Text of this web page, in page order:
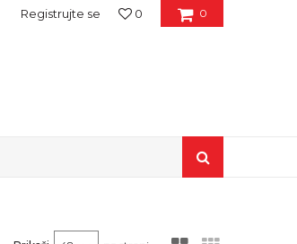
0
0
Registrujte se